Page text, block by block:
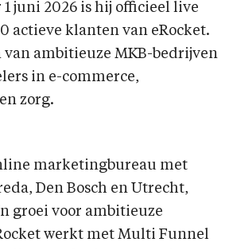
juni 2026 is hij officieel live
actieve klanten van eRocket.
ambitieuze MKB-bedrijven
in e-commerce,
zorg.
marketingbureau met
Den Bosch en Utrecht,
groei voor ambitieuze
werkt met Multi Funnel